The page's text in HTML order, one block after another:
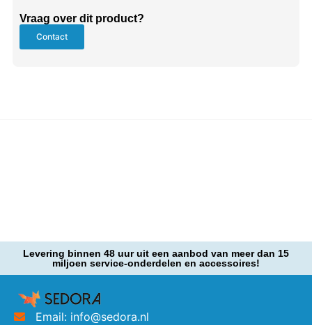
Vraag over dit product?
Contact
Levering binnen 48 uur uit een aanbod van meer dan 15
miljoen service-onderdelen en accessoires!
Email: info@sedora.nl